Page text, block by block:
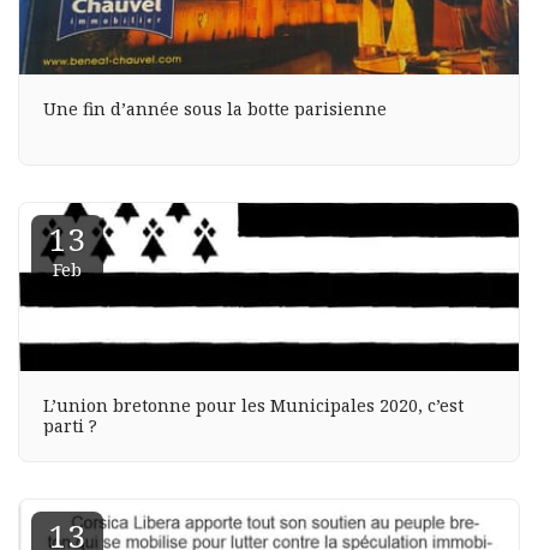
Une fin d’année sous la botte parisienne
13
Feb
L’union bretonne pour les Municipales 2020, c’est
parti ?
13